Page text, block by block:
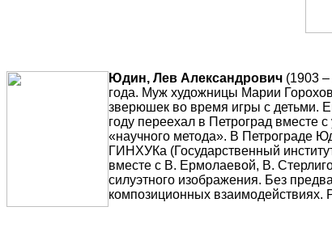
Юдин, Лев Александрович (1903
года. Муж художницы Марии
зверюшек во время игры с детьми.
году переехал в Петроград вместе
«научного метода». В Петрограде
ГИНХУКа (Государственный
вместе с В. Ермолаевой, В.
силуэтного изображения. Без
композиционных взаимодействиях.